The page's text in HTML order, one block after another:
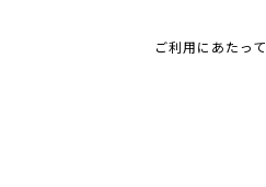
ご利用にあたって